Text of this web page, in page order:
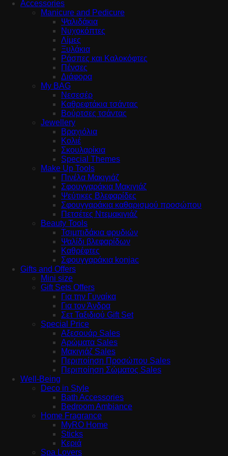
Accessories
Manicure and Pedicure
Ψαλιδάκια
Νυχοκόπτες
Λίμες
Ξυλάκια
Ράσπες και Καλοκόφτες
Πένσες
Διάφορα
My BAG
Νεσεσέρ
Καθρεφτάκια τσάντας
Βούρτσες τσάντας
Jewellery
Βραχιόλια
Κολιέ
Σκουλαρίκια
Special Themes
Make Up Tools
Πινέλα Μακιγιάζ
Σφουγγαράκια Μακιγιάζ
Ψεύτικες Βλεφαρίδες
Σφουγγαράκια καθαρισμού προσώπου
Πετσέτες Ντεμακιγιάζ
Beauty Tools
Τσιμπιδάκια φρυδιών
Ψαλίδι βλεφαρίδων
Καθρέφτες
Σφουγγαράκια konjac
Gifts and Offers
Mini size
Gift Sets Offers
Για την Γυναίκα
Για τον Άνδρα
Σετ Ταξιδιού Gift Set
Special Price
Αξεσουάρ Sales
Αρώματα Sales
Μακιγιάζ Sales
Περιποίηση Προσώπου Sales
Περιποίηση Σώματος Sales
Well-Being
Deco in Style
Bath Accessories
Bedroom Ambiance
Home Fragrance
MyRO Home
Sticks
Κεριά
Spa Lovers